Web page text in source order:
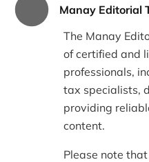
Manay Editorial
The Manay
of certified and
professionals,
tax specialists,
providing
content.
Please note